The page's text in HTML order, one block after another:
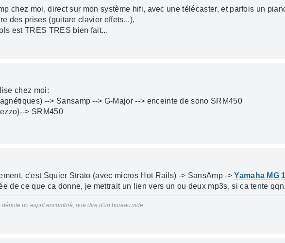
chez moi, direct sur mon système hifi, avec une télécaster, et parfois un
des prises (guitare clavier effets...),
est TRES TRES bien fait...
chez moi:
--> Sansamp --> G-Major --> enceinte de sono SRM450
> SRM450
c'est Squier Strato (avec micros Hot Rails) -> SansAmp ->Yamaha MG
de ce que ca donne, je mettrait un lien vers un ou deux mp3s, si ca tente
un esprit encombré, que dire d'un bureau vide...